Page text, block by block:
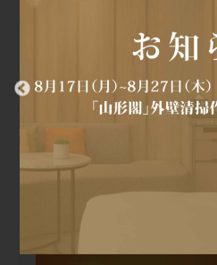
2026/06/10~2026/08/31
「深眠自在（しんみん
宿泊プラン